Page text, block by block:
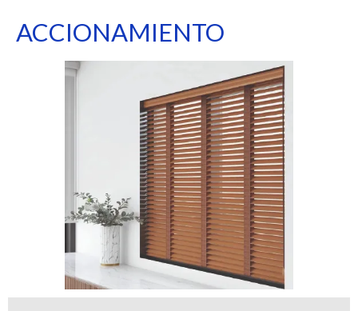
ACCIONAMIENTO